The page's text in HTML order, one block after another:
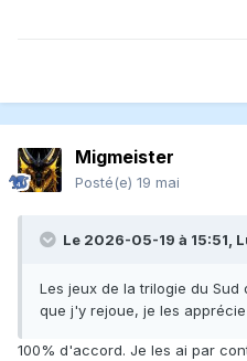
Migmeister
Posté(e) 19 mai
Le 2026-05-19 à 15:51,
Les jeux de la trilogie du Sud
que j'y rejoue, je les apprécie
100% d'accord. Je les ai par